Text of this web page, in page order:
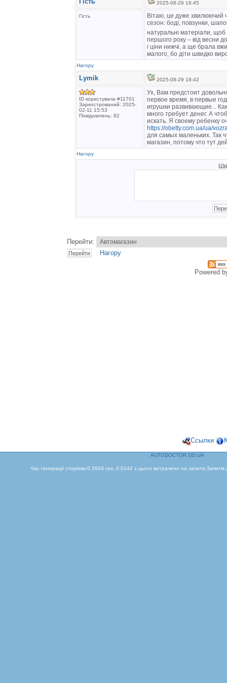
2025-08-29 16:45
Гість
Вітаю, це дуже хвилюючий
сезон: боді, повзунки,
натуральні матеріали,
першого року – від весни
і ціни нижчі, а ще брала
малого, бо діти швидко
Нагору
Lymik 2025-08-29 18:42
ID користувача #11701
Зареєстрований: 2025-
02-11 15:53
Повідомлень: 82
Ух, Вам предстоит
первое время, в первые
игрушки развивающие...
много требует денег. А
искать. Я своему ребенку
https://obetty.com.ua/ua/
для самых маленьких. Так
магазин, потому что тут
Нагору
Перейти:
Нагору
Powered
Ссылки
AUTODOCTOR.OD.UA
Час генерації сторінки:0.3933 сек.,0.0142 з цього витрачено на